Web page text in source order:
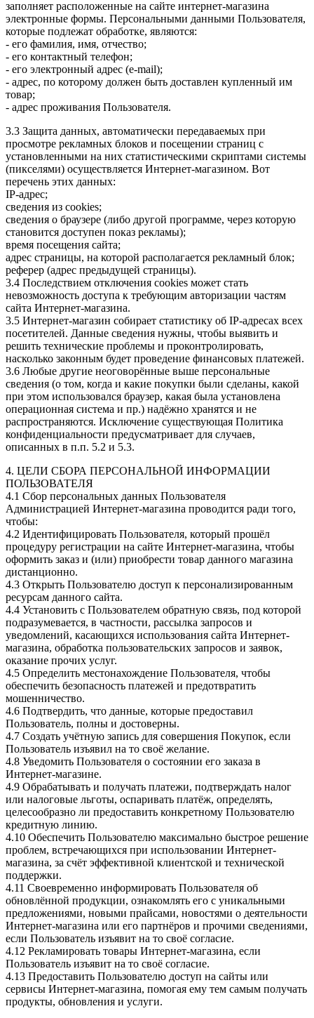
заполняет расположенные на сайте интернет-магазина
электронные формы. Персональными данными Пользователя,
которые подлежат обработке, являются:
- его фамилия, имя, отчество;
- его контактный телефон;
- его электронный адрес (e-mail);
- адрес, по которому должен быть доставлен купленный им
товар;
- адрес проживания Пользователя.
3.3 Защита данных, автоматически передаваемых при
просмотре рекламных блоков и посещении страниц с
установленными на них статистическими скриптами системы
(пикселями) осуществляется Интернет-магазином. Вот
перечень этих данных:
IP-адрес;
сведения из cookies;
сведения о браузере (либо другой программе, через которую
становится доступен показ рекламы);
время посещения сайта;
адрес страницы, на которой располагается рекламный блок;
реферер (адрес предыдущей страницы).
3.4 Последствием отключения cookies может стать
невозможность доступа к требующим авторизации частям
сайта Интернет-магазина.
3.5 Интернет-магазин собирает статистику об IP-адресах всех
посетителей. Данные сведения нужны, чтобы выявить и
решить технические проблемы и проконтролировать,
насколько законным будет проведение финансовых платежей.
3.6 Любые другие неоговорённые выше персональные
сведения (о том, когда и какие покупки были сделаны, какой
при этом использовался браузер, какая была установлена
операционная система и пр.) надёжно хранятся и не
распространяются. Исключение существующая Политика
конфиденциальности предусматривает для случаев,
описанных в п.п. 5.2 и 5.3.
4. ЦЕЛИ СБОРА ПЕРСОНАЛЬНОЙ ИНФОРМАЦИИ
ПОЛЬЗОВАТЕЛЯ
4.1 Сбор персональных данных Пользователя
Администрацией Интернет-магазина проводится ради того,
чтобы:
4.2 Идентифицировать Пользователя, который прошёл
процедуру регистрации на сайте Интернет-магазина, чтобы
оформить заказ и (или) приобрести товар данного магазина
дистанционно.
4.3 Открыть Пользователю доступ к персонализированным
ресурсам данного сайта.
4.4 Установить с Пользователем обратную связь, под которой
подразумевается, в частности, рассылка запросов и
уведомлений, касающихся использования сайта Интернет-
магазина, обработка пользовательских запросов и заявок,
оказание прочих услуг.
4.5 Определить местонахождение Пользователя, чтобы
обеспечить безопасность платежей и предотвратить
мошенничество.
4.6 Подтвердить, что данные, которые предоставил
Пользователь, полны и достоверны.
4.7 Создать учётную запись для совершения Покупок, если
Пользователь изъявил на то своё желание.
4.8 Уведомить Пользователя о состоянии его заказа в
Интернет-магазине.
4.9 Обрабатывать и получать платежи, подтверждать налог
или налоговые льготы, оспаривать платёж, определять,
целесообразно ли предоставить конкретному Пользователю
кредитную линию.
4.10 Обеспечить Пользователю максимально быстрое решение
проблем, встречающихся при использовании Интернет-
магазина, за счёт эффективной клиентской и технической
поддержки.
4.11 Своевременно информировать Пользователя об
обновлённой продукции, ознакомлять его с уникальными
предложениями, новыми прайсами, новостями о деятельности
Интернет-магазина или его партнёров и прочими сведениями,
если Пользователь изъявит на то своё согласие.
4.12 Рекламировать товары Интернет-магазина, если
Пользователь изъявит на то своё согласие.
4.13 Предоставить Пользователю доступ на сайты или
сервисы Интернет-магазина, помогая ему тем самым получать
продукты, обновления и услуги.